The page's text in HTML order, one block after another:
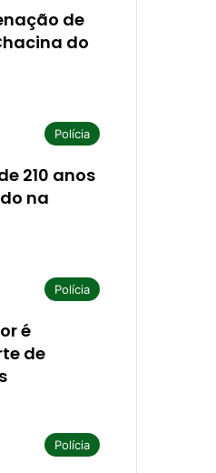
de
do
Polícia
210 anos
na
Polícia
é
de
Polícia